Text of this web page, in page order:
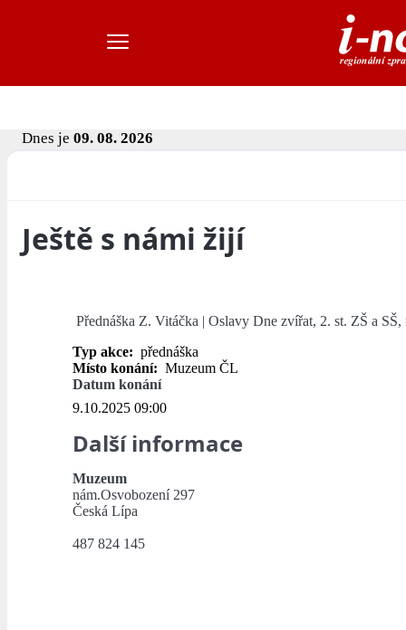
Dnes je 09. 08. 2026
Ještě s námi žijí
Přednáška Z. Vitáčka | Oslavy Dne zvířat, 2. st. ZŠ a
Typ akce: přednáška
Místo konání: Muzeum ČL
Datum konání
9.10.2025 09:00
Další informace
Muzeum
nám.Osvobození 297
Česká Lípa
487 824 145